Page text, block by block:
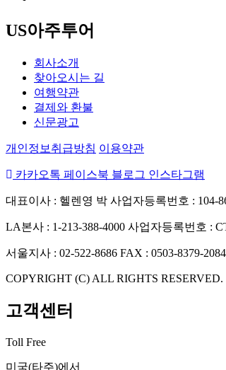
US아주투어
회사소개
찾아오시는 길
여행약관
결제와 환불
신문광고
개인정보취급방침 이용약관
카카오톡 페이스북 블로그 인스타그램
대표이사 : 헬렌영 박 사업자등록번호 : 104-
LA본사 : 1-213-388-4000 사업자등록번호 :
서울지사 : 02-522-8686 FAX : 0503-8379-2084
COPYRIGHT (C) ALL RIGHTS RESERVED.
고객센터
Toll Free
미국(타주)에서